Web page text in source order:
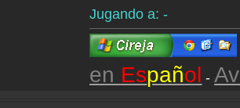
Jugando a: -
en Español -